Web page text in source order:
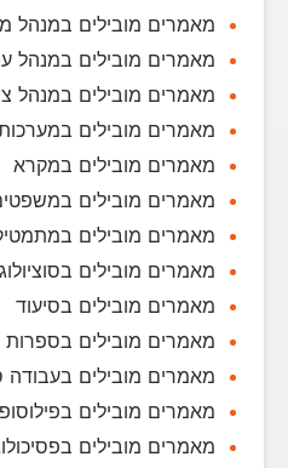
מאמרים מובילים במנהל
מאמרים מובילים במנהל
מאמרים מובילים במנהל
מאמרים מובילים
מאמרים מובילים במקרא
מאמרים מובילים
מאמרים מובילים
מאמרים מובילים
מאמרים מובילים בסיעוד
מאמרים מובילים בספרות
מאמרים מובילים בעבודה
מאמרים מובילים
מאמרים מובילים